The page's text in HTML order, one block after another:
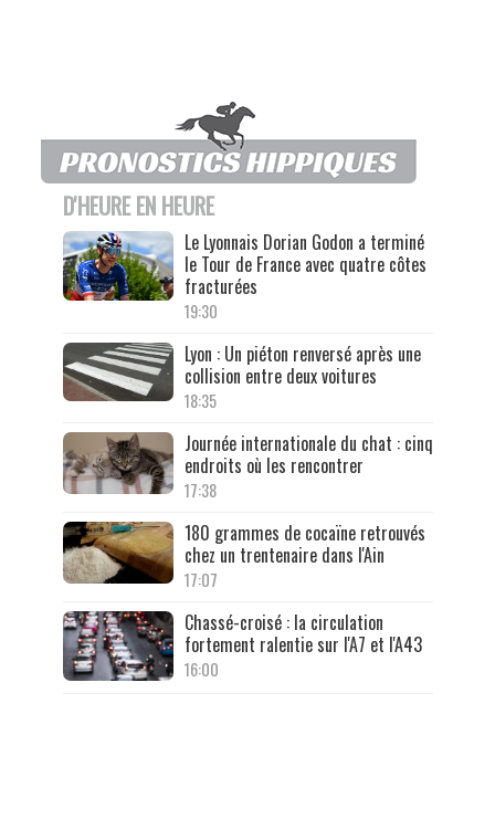
D'HEURE EN HEURE
Le Lyonnais Dorian Godon a terminé
le Tour de France avec quatre côtes
fracturées
19:30
Lyon : Un piéton renversé après une
collision entre deux voitures
18:35
Journée internationale du chat : cinq
endroits où les rencontrer
17:38
180 grammes de cocaïne retrouvés
chez un trentenaire dans l'Ain
17:07
Chassé-croisé : la circulation
fortement ralentie sur l'A7 et l'A43
16:00